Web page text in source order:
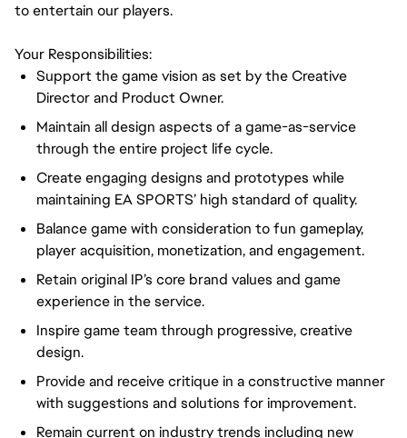
to entertain our players.
Your Responsibilities:
Support the game vision as set by the Creative
Director and Product Owner.
Maintain all design aspects of a game-as-service
through the entire project life cycle.
Create engaging designs and prototypes while
maintaining EA SPORTS’ high standard of quality.
Balance game with consideration to fun gameplay,
player acquisition, monetization, and engagement.
Retain original IP’s core brand values and game
experience in the service.
Inspire game team through progressive, creative
design.
Provide and receive critique in a constructive manner
with suggestions and solutions for improvement.
Remain current on industry trends including new